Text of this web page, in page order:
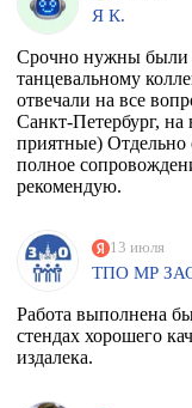
Я К.
Срочно нужны были
танцевальному
отвечали на все
Санкт-Петербург,
приятные) Отдельно
полное
рекомендую.
13 июля
ТПО МР
Работа выполнена
стендах хорошего
издалека.